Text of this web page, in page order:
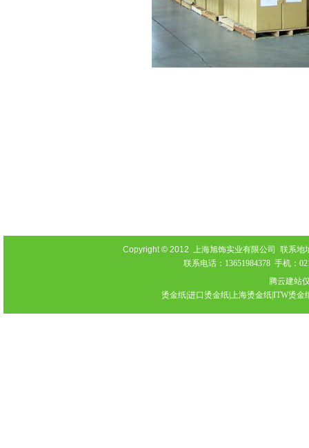
Copyright © 2012 上海旭饰实业有限公司 联系地
联系电话：13651984378 手机：
腾云建站
烫金纸|进口烫金纸|上海烫金纸|ITW烫